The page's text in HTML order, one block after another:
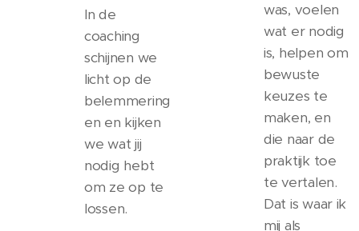
In de
coaching
schijnen we
licht op de
belemmering
en en kijken
we wat jij
nodig hebt
om ze op te
lossen.
was, voelen
wat er nodig
is, helpen om
bewuste
keuzes te
maken, en
die naar de
praktijk toe
te vertalen.
Dat is waar ik
mij als